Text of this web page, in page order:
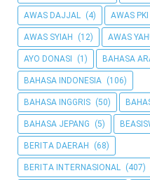
AWAS DAJJAL (4) AWAS PKI
AWAS SYIAH (12) AWAS
AYO DONASI (1) BAHASA
BAHASA INDONESIA (106)
BAHASA INGGRIS (50)
BAHASA JEPANG (5)
BERITA DAERAH (68)
BERITA INTERNASIONAL (407)